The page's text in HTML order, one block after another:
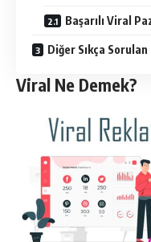
Başarılı Viral
Diğer Sıkça
Viral Ne Demek?